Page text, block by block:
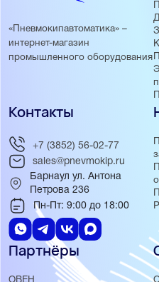
«Пневмокипавтоматика» –
интернет-магазин
промышленного оборудования
Партнёры
Контакты
+7 (3852) 56-02-77
sales@pnevmokip.ru
Барнаул ул. Антона
Петрова 236
Пн-Пт: 9:00 до 18:00